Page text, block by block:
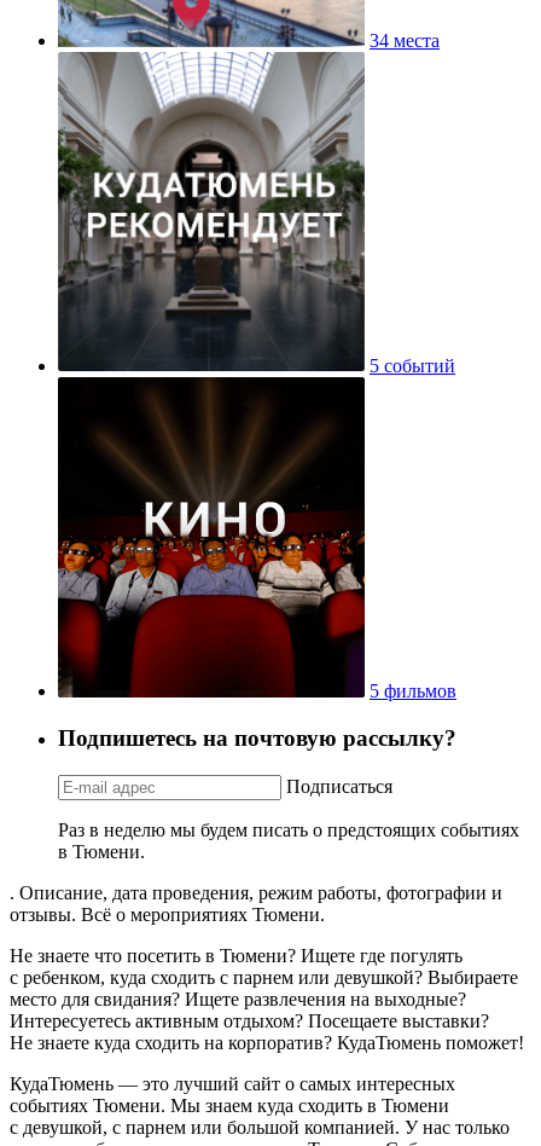
34 места
5 событий
5 фильмов
Подпишетесь на почтовую рассылку?
Подписаться
Раз в неделю мы будем писать о предстоящих событиях
в Тюмени.
. Описание, дата проведения, режим работы, фотографии и
отзывы. Всё о мероприятиях Тюмени.
Не знаете что посетить в Тюмени? Ищете где погулять
с ребенком, куда сходить с парнем или девушкой? Выбираете
место для свидания? Ищете развлечения на выходные?
Интересуетесь активным отдыхом? Посещаете выставки?
Не знаете куда сходить на корпоратив? КудаТюмень поможет!
КудаТюмень — это лучший сайт о самых интересных
событиях Тюмени. Мы знаем куда сходить в Тюмени
с девушкой, с парнем или большой компанией. У нас только